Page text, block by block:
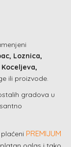
Loznica,
ili proizvode.
gradova u
PREMIJUM